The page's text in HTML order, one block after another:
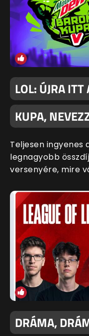
LOL: ÚJRA
KUPA,
Teljesen ingyenes
legnagyobb
versenyére, mire
DRÁMA,